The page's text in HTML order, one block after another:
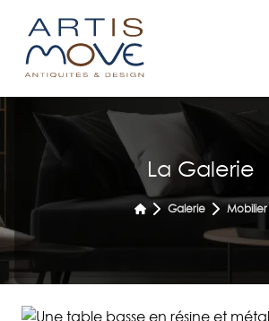
La Galerie
Galerie Mobilier